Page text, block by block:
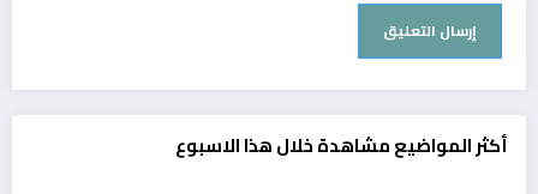
أكثر المواضيع مشاهدة خلال هذا الاسبوع